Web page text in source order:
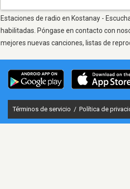
Estaciones de radio en Kostanay -
habilitadas. Póngase en contacto con
mejores nuevas canciones, listas de
Términos de servicio / Política de